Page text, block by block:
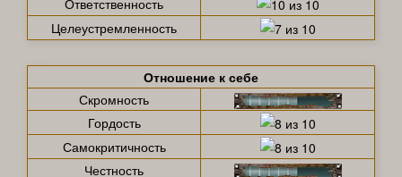
Целеустремленность
Отношение к себе
Скромность
Гордость
Самокритичность
Честность